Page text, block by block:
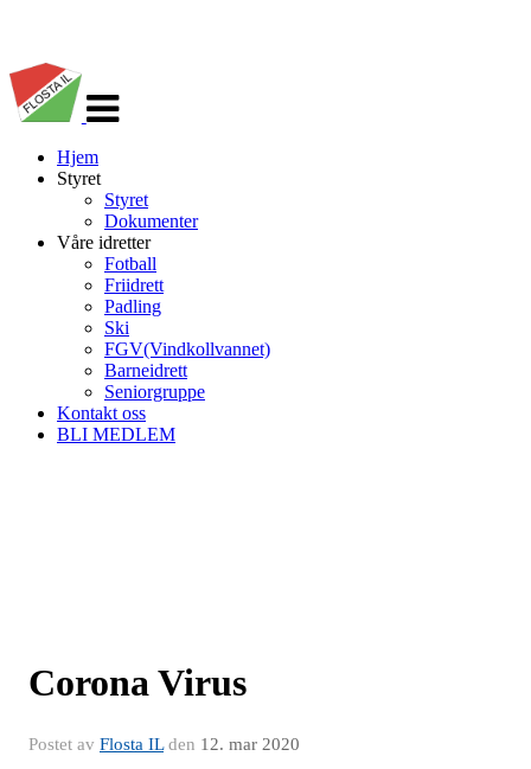
navigasjon
Hjem
Styret
Styret
Dokumenter
Våre idretter
Fotball
Friidrett
Padling
Ski
FGV(Vindkollvannet)
Barneidrett
Seniorgruppe
Kontakt oss
BLI MEDLEM
Corona Virus
Postet av Flosta ILden 12. mar 2020